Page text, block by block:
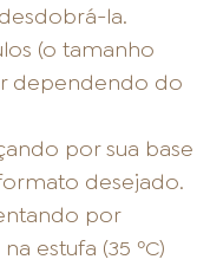
la.
(o tamanho
dependendo do
por sua base
desejado.
por
estufa (35 ºC)